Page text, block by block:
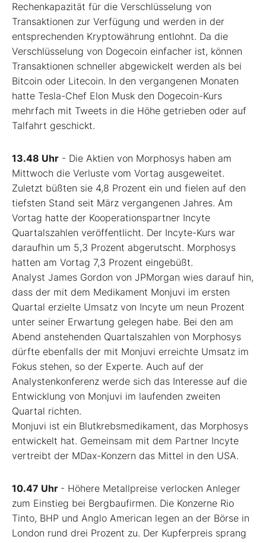
Rechenkapazität für die Verschlüsselung von
Transaktionen zur Verfügung und werden in der
entsprechenden Kryptowährung entlohnt. Da die
Verschlüsselung von Dogecoin einfacher ist, können
Transaktionen schneller abgewickelt werden als bei
Bitcoin oder Litecoin. In den vergangenen Monaten
hatte Tesla-Chef Elon Musk den Dogecoin-Kurs
mehrfach mit Tweets in die Höhe getrieben oder auf
Talfahrt geschickt.
13.48 Uhr - Die Aktien von Morphosys haben am
Mittwoch die Verluste vom Vortag ausgeweitet.
Zuletzt büßten sie 4,8 Prozent ein und fielen auf den
tiefsten Stand seit März vergangenen Jahres. Am
Vortag hatte der Kooperationspartner Incyte
Quartalszahlen veröffentlicht. Der Incyte-Kurs war
daraufhin um 5,3 Prozent abgerutscht. Morphosys
hatten am Vortag 7,3 Prozent eingebüßt.
Analyst James Gordon von JPMorgan wies darauf hin,
dass der mit dem Medikament Monjuvi im ersten
Quartal erzielte Umsatz von Incyte um neun Prozent
unter seiner Erwartung gelegen habe. Bei den am
Abend anstehenden Quartalszahlen von Morphosys
dürfte ebenfalls der mit Monjuvi erreichte Umsatz im
Fokus stehen, so der Experte. Auch auf der
Analystenkonferenz werde sich das Interesse auf die
Entwicklung von Monjuvi im laufenden zweiten
Quartal richten.
Monjuvi ist ein Blutkrebsmedikament, das Morphosys
entwickelt hat. Gemeinsam mit dem Partner Incyte
vertreibt der MDax-Konzern das Mittel in den USA.
10.47 Uhr - Höhere Metallpreise verlocken Anleger
zum Einstieg bei Bergbaufirmen. Die Konzerne Rio
Tinto, BHP und Anglo American legen an der Börse in
London rund drei Prozent zu. Der Kupferpreis sprang